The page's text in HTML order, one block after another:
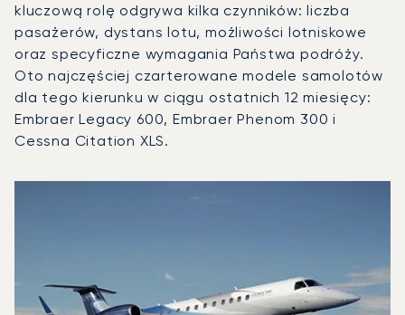
kluczową rolę odgrywa kilka czynników: liczba
pasażerów, dystans lotu, możliwości lotniskowe
oraz specyficzne wymagania Państwa podróży.
Oto najczęściej czarterowane modele samolotów
dla tego kierunku w ciągu ostatnich 12 miesięcy:
Embraer Legacy 600, Embraer Phenom 300 i
Cessna Citation XLS.